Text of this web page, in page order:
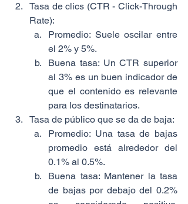
Tasa de clics (CTR - Click-Through
Rate):
Promedio: Suele oscilar entre
el 2% y 5%.
Buena tasa: Un CTR superior
al 3% es un buen indicador de
que el contenido es relevante
para los destinatarios.
Tasa de público que se da de baja:
Promedio: Una tasa de bajas
promedio está alrededor del
0.1% al 0.5%.
Buena tasa: Mantener la tasa
de bajas por debajo del 0.2%